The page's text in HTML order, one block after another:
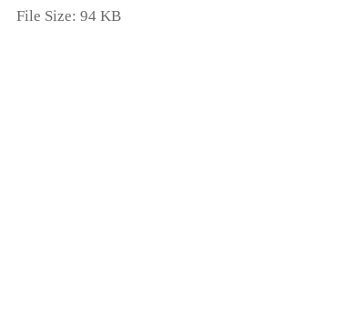
File Size: 94 KB